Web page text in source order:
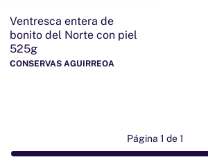
Ventresca entera de
bonito del Norte con piel
525g
CONSERVAS AGUIRREOA
Página 1 de 1